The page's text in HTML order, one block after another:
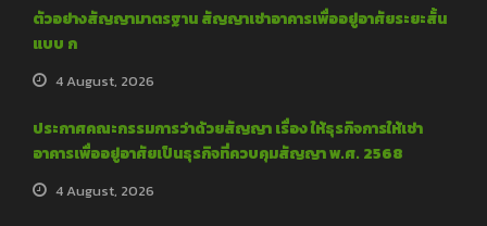
ตัวอย่างสัญญามาตรฐาน สัญญาเช่าอาคารเพื่ออยู่อาศัยระยะสั้น
แบบ ก
4 August, 2026
ประกาศคณะกรรมการว่าด้วยสัญญา เรื่อง ให้ธุรกิจการให้เช่า
อาคารเพื่ออยู่อาศัยเป็นธุรกิจที่ควบคุมสัญญา พ.ศ. 2568
4 August, 2026